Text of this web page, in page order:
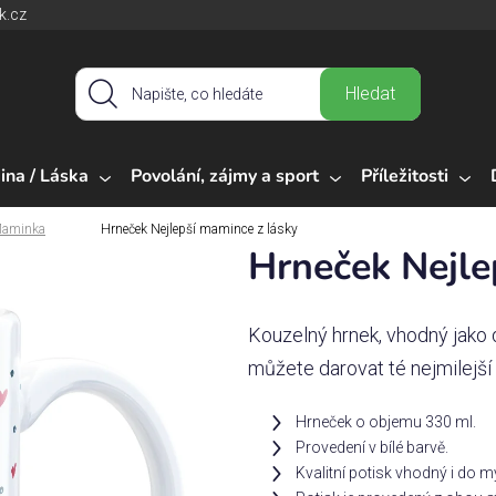
Hledat
/ Láska Povolání, zájmy a sport Příležitosti
Hrneček Nejlepší mamince z lásky
Hrneček
Kouzelný hrnek, vhodný
můžete darovat té nejmilejší
Hrneček o objemu 330 ml.
Provedení v bílé barvě.
Kvalitní potisk vhodný i do